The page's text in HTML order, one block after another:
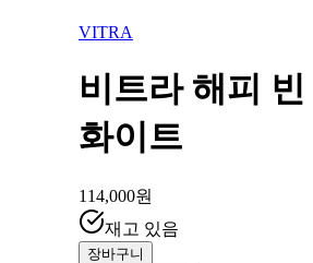
VITRA
비트라 해피
화이트
114,000원
재고 있음
장바구니